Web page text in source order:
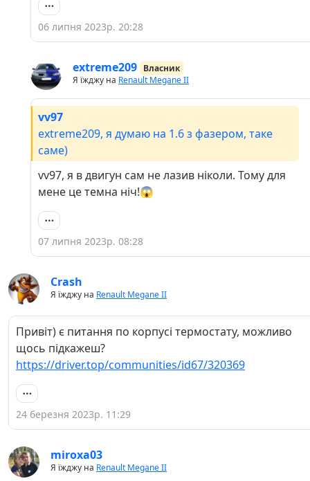
06 липня 2023р. 20:28
extreme209 Власник
Я їжджу на Renault Megane II
vv97
extreme209, я думаю на 1.6 з фазером, таке
саме)
vv97, я в двигун сам не лазив ніколи. Тому для
мене це темна ніч!😱
07 липня 2023р. 08:28
Crash
Я їжджу на Renault Megane II
Привіт) є питання по корпусі термостату, можливо
щось підкажеш?
https://driver.top/communities/id67/320369
24 березня 2023р. 11:29
miroxa03
Я їжджу на Renault Megane II